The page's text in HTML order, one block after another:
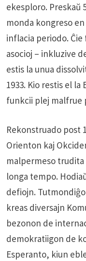
ekesploro. Preskaŭ
monda kongreso
inflacia periodo.
asocioj – inkluzive
estis la unua
1933. Kio restis el
funkcii plej malfrue
Rekonstruado post
Orienton kaj
malpermeso
longa tempo.
defiojn.
kreas diversajn
bezonon de
demokratiigon de
Esperanto, kiun